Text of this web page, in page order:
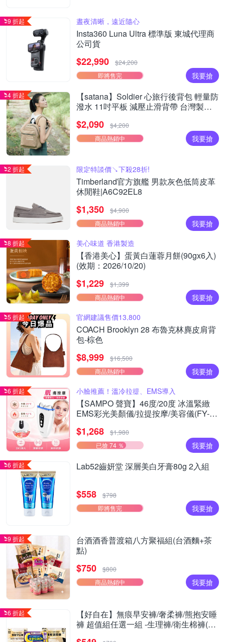
9 折起 晝夜清晰，遠近隨心
Insta360 Luna Ultra 標準版 東城代理商
公司貨
$22,990
$24,200
即將售完
我要搶
4 折起
【satana】Soldier 心旅行後背包 輕量防
潑水 11吋平板 減壓止滑背帶 台灣製
$2,090
$4,200
商品熱銷中
我要搶
2 折起 限定特談價↘下殺28折!
Timberland官方旗艦 男款灰色低筒皮革
休閒鞋|A6C92EL8
$1,350
$4,900
商品熱銷中
我要搶
8 折起 美心味道 香港製造
【香港美心】蛋黃白蓮蓉月餅(90gx6入)
(效期：2026/10/20)
$1,229
$1,399
商品熱銷中
我要搶
5 折起 官網建議售價13,800
COACH Brooklyn 28 布魯克林麂皮肩背
包-棕色
$8,999
$16,500
商品熱銷中
我要搶
6 折起 小臉推薦！溫冷拉提、EMS導入
【SAMPO 聲寶】46度/20度 冰溫緊緻
EMS彩光美顏儀/拉提按摩/美容儀(FY-
$1,268
$1,980
已搶 74 ％
我要搶
6 折起 Lab52齒妍堂 深層美白牙膏80g 2入組
$558
$798
即將售完
我要搶
9 折起
台酒酒香普渡箱八方聚福組(台酒麵+茶
點)
$750
$800
商品熱銷中
我要搶
6 折起
【好自在】無痕早安褲/奢柔褲/熊抱安睡
褲 超值組任選一組 -生理褲/衛生棉褲(無